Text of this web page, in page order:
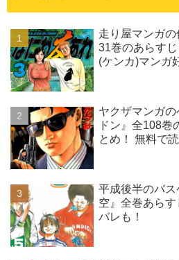
走り屋マンガ
31巻のあらす
(ケンカ)マンガ
ヤクザマンガ
ドン』全108巻
とめ！ 無料で
平成後半のバ
空』全巻あら
バレも！